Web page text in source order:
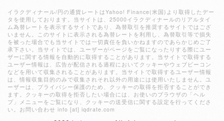
イラクディナール/円の通貨レートはYahoo! Finance(米国)より取得したデー
タを使用しております。当サイトは、25000イラクディナールのリアルタイ
ム為替レートを表示するサイトであり、為替取引を推奨するサイトではござ
いません。このサイトに表示される為替レートを利用し、為替取引等で損失
を被った場合でも当サイトでは一切責任を負いかねますのであらかじめご了
承下さい。当サイトでは、ユーザーがページをご覧になったりする際にユー
ザーに関する情報を自動的に取得することがあります。当サイトで取得する
ユーザー情報は、広告が配信される過程においてクッキーやウェブビーコン
などを用いて収集されることがあります。当サイトで取得するユーザー情報
は、情報収集目的のみで収集されそれ以外の用途には使用いたしません。ユ
ーザーは、プライバシー保護のため、クッキーの取得を拒否することができ
ます。クッキーの取得を拒否したい場合には、お使いのブラウザの「ヘル
プ」メニューをご覧になり、クッキーの送受信に関する設定を行ってくださ
い。お問い合わせ info [at] iqdrate.com